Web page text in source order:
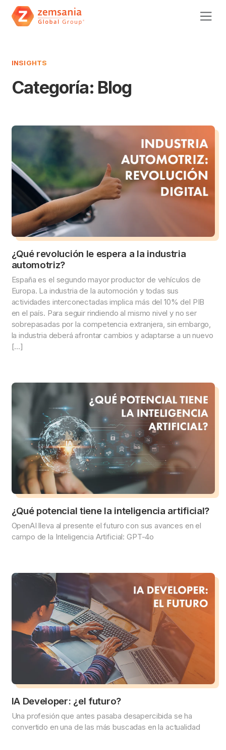
INSIGHTS
Categoría: Blog
¿Qué revolución le espera a la industria
automotriz?
España es el segundo mayor productor de vehículos de
Europa. La industria de la automoción y todas sus
actividades interconectadas implica más del 10% del PIB
en el país. Para seguir rindiendo al mismo nivel y no ser
sobrepasadas por la competencia extranjera, sin embargo,
la industria deberá afrontar cambios y adaptarse a un nuevo
[…]
¿Qué potencial tiene la inteligencia artificial?
OpenAI lleva al presente el futuro con sus avances en el
campo de la Inteligencia Artificial: GPT-4o
IA Developer: ¿el futuro?
Una profesión que antes pasaba desapercibida se ha
convertido en una de las más buscadas en la actualidad